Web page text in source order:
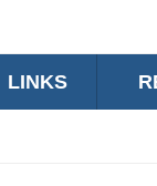
LINKS